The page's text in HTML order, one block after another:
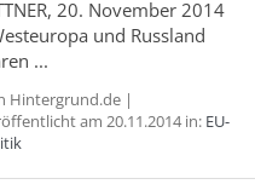
20. November 2014
und Russland
...
Hintergrund.de |
am 20.11.2014 in: EU-